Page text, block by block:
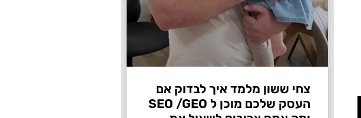
צחי ששון מלמד איך לבדוק אם
העסק שלכם מוכן ל SEO /GEO